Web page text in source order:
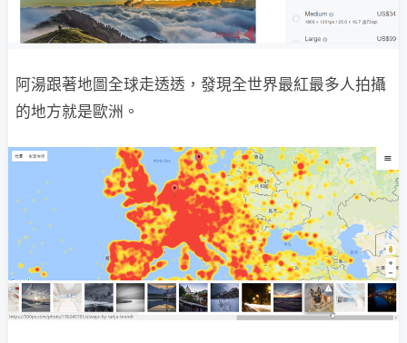
阿湯跟著地圖全球走透透，發現全世界最紅最多人拍攝
的地方就是歐洲。